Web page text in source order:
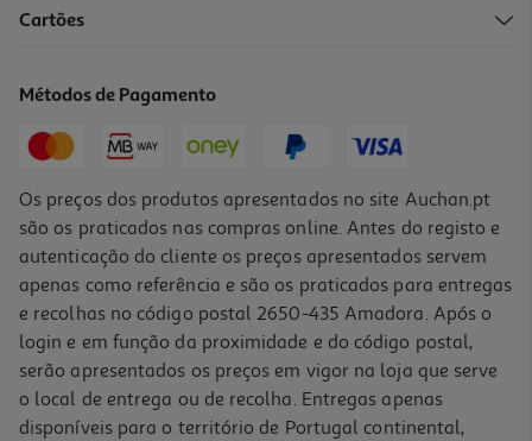
Cartões
Métodos de Pagamento
Os preços dos produtos apresentados no site Auchan.pt
são os praticados nas compras online. Antes do registo e
autenticação do cliente os preços apresentados servem
apenas como referência e são os praticados para entregas
e recolhas no código postal 2650-435 Amadora. Após o
login e em função da proximidade e do código postal,
serão apresentados os preços em vigor na loja que serve
o local de entrega ou de recolha. Entregas apenas
disponíveis para o território de Portugal continental,